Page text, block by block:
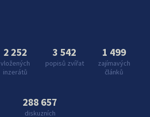
2 252
vložených
inzerátů
3 542
popisů zvířat
1 499
zajímavých
článků
288 657
diskuzních